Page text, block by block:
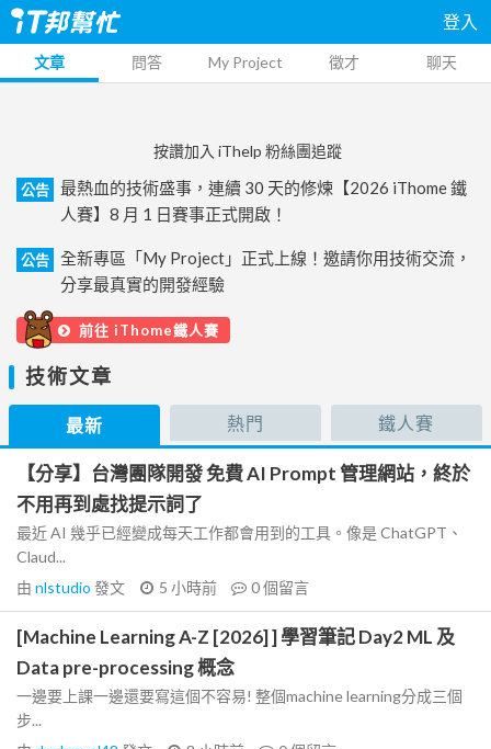
登入
文章 問答 My Project 徵才 聊天
按讚加入 iThelp 粉絲團追蹤
公告
最熱血的技術盛事，連續 30 天的修煉【2026 iThome 鐵
人賽】8 月 1 日賽事正式開啟！
公告
全新專區「My Project」正式上線！邀請你用技術交流，
分享最真實的開發經驗
前往 iThome鐵人賽
技術文章
最新 熱門 鐵人賽
【分享】台灣團隊開發 免費 AI Prompt 管理網站，終於
不用再到處找提示詞了
最近 AI 幾乎已經變成每天工作都會用到的工具。像是 ChatGPT、
Claud...
由 nlstudio 發文 5 小時前 0個留言
[Machine Learning A-Z [2026] ] 學習筆記 Day2 ML 及
Data pre-processing 概念
一邊要上課一邊還要寫這個不容易! 整個machine learning分成三個
步...